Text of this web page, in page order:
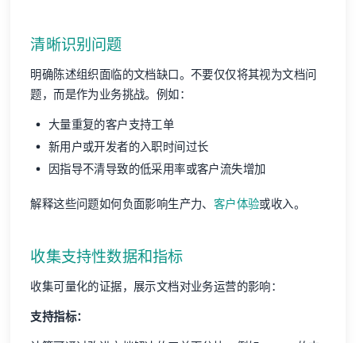
清晰识别问题
明确陈述组织面临的文档缺口。不要仅仅将其视为文档问
题，而是作为业务挑战。例如：
大量重复的客户支持工单
新用户或开发者的入职时间过长
因指导不清导致的低采用率或客户流失增加
解释这些问题如何负面影响生产力、 客户体验或收入。
收集支持性数据和指标
收集可量化的证据，展示文档对业务运营的影响：
支持指标：